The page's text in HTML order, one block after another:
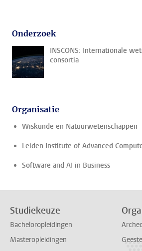
Onderzoek
INSCONS: Internationale
consortia
Organisatie
Wiskunde en Natuurwetenschappen
Leiden Institute of Advanced
Software and AI in Business
Studiekeuze
Bacheloropleidingen
Masteropleidingen